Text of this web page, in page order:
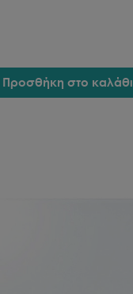
Προσθήκη στο καλάθι